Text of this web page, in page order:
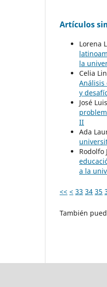
Artículos
Lorena
la
Celia
Análisis
y
José
II
Ada
Rodolfo
a la
<< < 33 34 35
También